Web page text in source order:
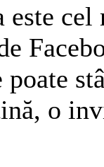
este
o